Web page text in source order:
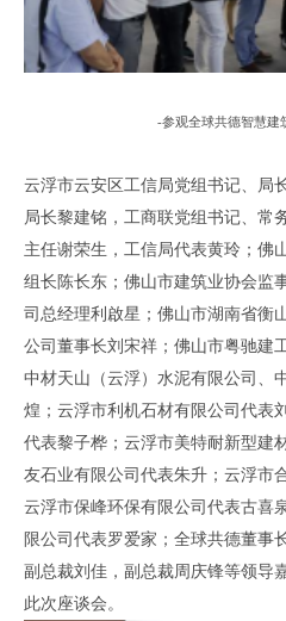
-参观全球共德智慧建
云浮市云安区工信局党组书记、局
局长黎建铭，工商联党组书记、常
主任谢荣生，工信局代表黄玲；佛
组长陈长东；佛山市建筑业协会监
司总经理利啟星；佛山市湖南省衡
公司董事长刘宋祥；佛山市粤驰建
中材天山（云浮）水泥有限公司、
煌；云浮市利机石材有限公司代表
代表黎子桦；云浮市美特耐新型建
友石业有限公司代表朱升；云浮市
云浮市保峰环保有限公司代表古喜
限公司代表罗爱家；全球共德董事
副总裁刘佳，副总裁周庆锋等领导
此次座谈会。